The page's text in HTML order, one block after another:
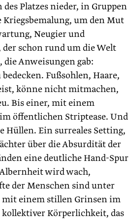
Platzes nieder, in Gruppen
um den Mut
Neugier und
schon rund um die Welt
Anweisungen gab:
Fußsohlen, Haare,
könne nicht mitmachen,
Bis einer, mit einem
öffentlichen Striptease. Und
Hüllen. Ein surreales Setting,
über die Absurdität der
eine deutliche Hand-Spur
wird wach,
der Menschen sind unter
mit einem stillen Grinsen im
kollektiver Körperlichkeit, das